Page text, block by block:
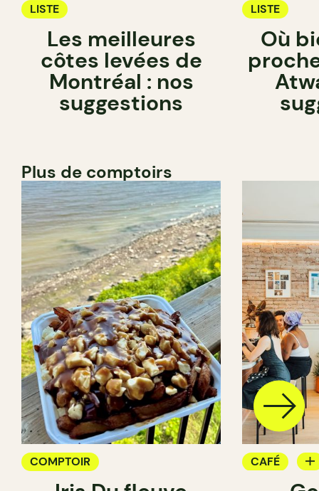
LISTE
Les meilleures
côtes levées de
Montréal : nos
suggestions
LISTE
Où
Plus de comptoirs
COMPTOIR
CAFÉ